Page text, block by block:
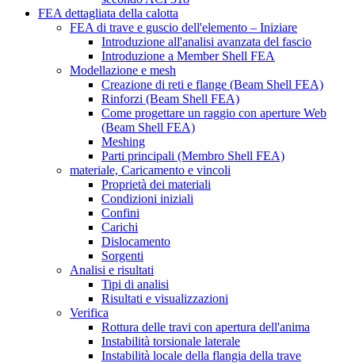
FEA dettagliata della calotta
FEA di trave e guscio dell'elemento – Iniziare
Introduzione all'analisi avanzata del fascio
Introduzione a Member Shell FEA
Modellazione e mesh
Creazione di reti e flange (Beam Shell FEA)
Rinforzi (Beam Shell FEA)
Come progettare un raggio con aperture Web
(Beam Shell FEA)
Meshing
Parti principali (Membro Shell FEA)
materiale, Caricamento e vincoli
Proprietà dei materiali
Condizioni iniziali
Confini
Carichi
Dislocamento
Sorgenti
Analisi e risultati
Tipi di analisi
Risultati e visualizzazioni
Verifica
Rottura delle travi con apertura dell'anima
Instabilità torsionale laterale
Instabilità locale della flangia della trave